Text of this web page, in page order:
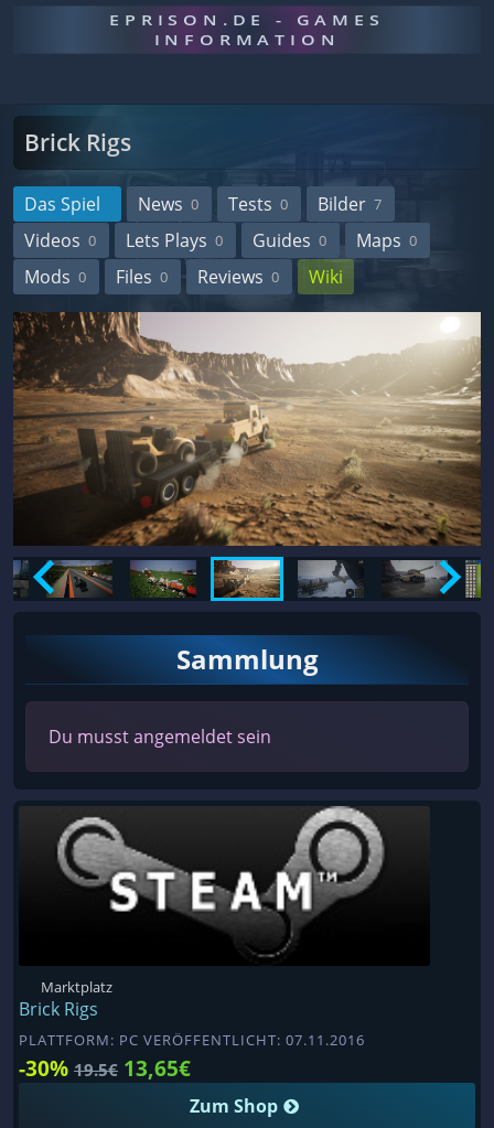
EPRISON.DE - GAMES
INFORMATION
Brick Rigs
Das Spiel News 0 Tests 0 Bilder 7
Videos 0 Lets Plays 0 Guides 0 Maps 0
Mods 0 Files 0 Reviews 0 Wiki
Sammlung
Du musst angemeldet sein
Marktplatz
Brick Rigs
PLATTFORM: PC VERÖFFENTLICHT: 07.11.2016
-30% 19.5€ 13,65€
Zum Shop